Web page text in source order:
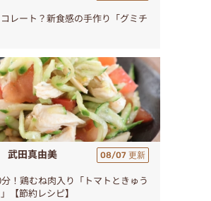
レート？新食感の手作り「グミチ
武田真由美 08/07 更新
！鶏むね肉入り「トマトときゅう
【節約レシピ】